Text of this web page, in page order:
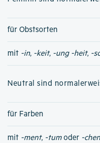
für Obstsorten
mit -in, -keit, -ung -heit, -
Neutral sind
für Farben
mit -ment, -tumoder -chen